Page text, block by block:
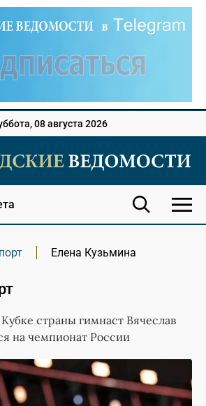
08 августа 2026
Елена Кузьмина
страны гимнаст Вячеслав
на чемпионат России